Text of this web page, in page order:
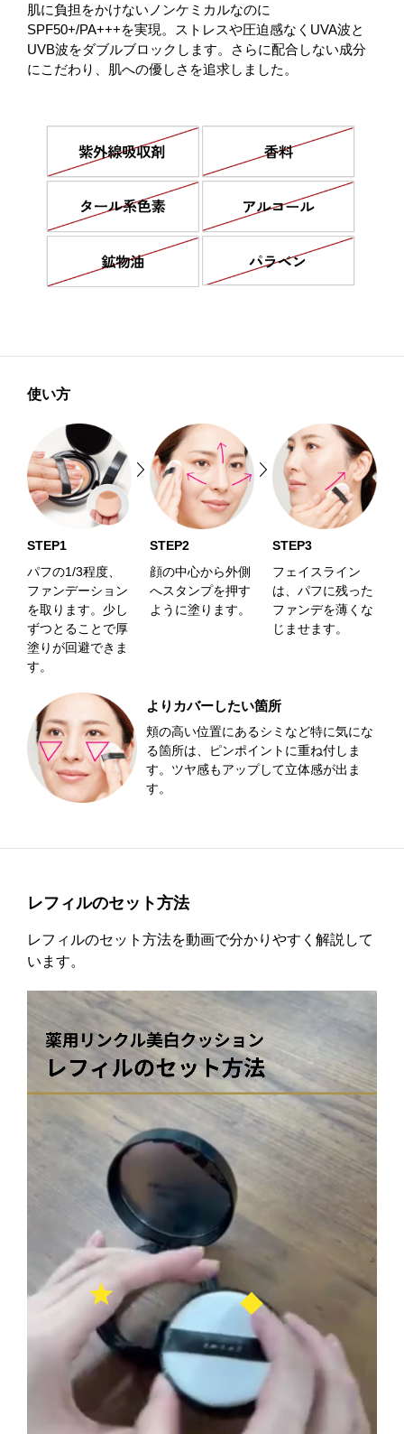
肌に負担をかけないノンケミカルなのに
SPF50+/PA+++を実現。ストレスや圧迫感なくUVA波と
UVB波をダブルブロックします。さらに配合しない成分
にこだわり、肌への優しさを追求しました。
使い方
STEP1
パフの1/3程度、
ファンデーション
を取ります。少し
ずつとることで厚
塗りが回避できま
す。
STEP2
顔の中心から外側
へスタンプを押す
ように塗ります。
STEP3
フェイスライン
は、パフに残った
ファンデを薄くな
じませます。
よりカバーしたい箇所
頬の高い位置にあるシミなど特に気にな
る箇所は、ピンポイントに重ね付しま
す。ツヤ感もアップして立体感が出ま
す。
レフィルのセット方法
レフィルのセット方法を動画で分かりやすく解説して
います。